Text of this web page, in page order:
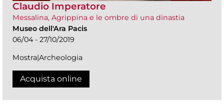
Claudio Imperatore
Messalina, Agrippina e le ombre di una dinastia
Museo dell'Ara Pacis
06/04 - 27/10/2019
Mostra|Archeologia
Acquista online